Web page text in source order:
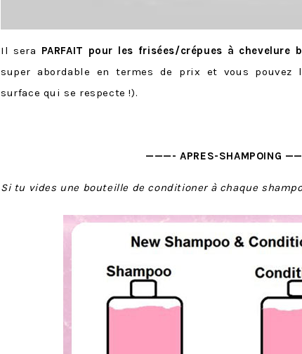
Il sera PARFAIT pour les frisées/crépues à chevelure
super abordable en termes de prix et vous pouvez
surface qui se respecte !).
———- APRES-SHAMPOING
Si tu vides une bouteille de conditioner à chaque